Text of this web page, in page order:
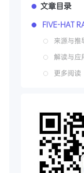
文章目录
FIVE-HAT
来源与推
解读与应
更多阅读